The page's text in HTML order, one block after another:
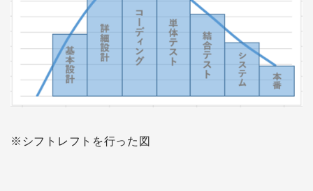
※シフトレフトを行った図